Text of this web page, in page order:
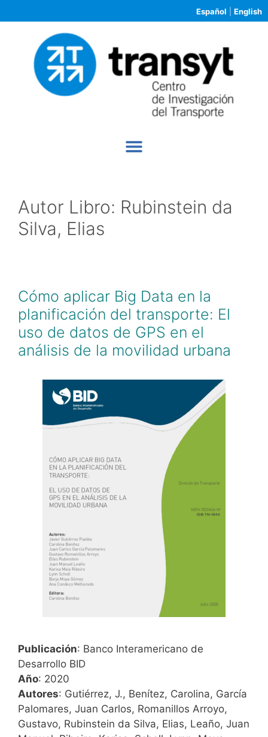
Español English
Autor Libro: Rubinstein da
Silva, Elias
Cómo aplicar Big Data en la
planificación del transporte: El
uso de datos de GPS en el
análisis de la movilidad urbana
Publicación: Banco Interamericano de
Desarrollo BID
Año: 2020
Autores: Gutiérrez, J., Benítez, Carolina, García
Palomares, Juan Carlos, Romanillos Arroyo,
Gustavo, Rubinstein da Silva, Elias, Leaño, Juan